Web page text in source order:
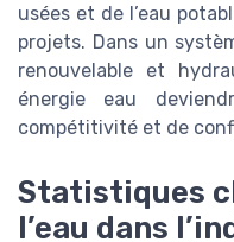
usées et de l’eau
projets. Dans un
renouvelable et
énergie eau
compétitivité et de
Statistiques
l’eau dans